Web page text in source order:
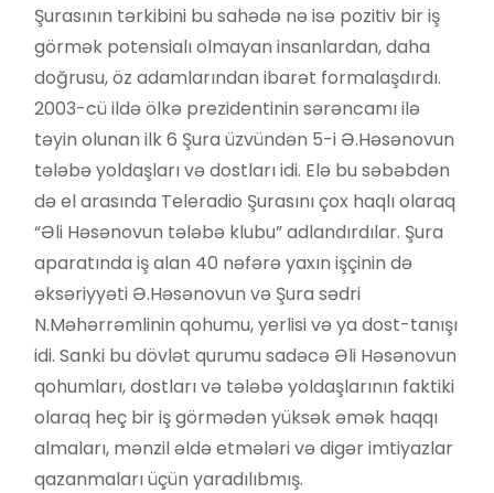
Şurasının tərkibini bu sahədə nə isə pozitiv bir iş
görmək potensialı olmayan insanlardan, daha
doğrusu, öz adamlarından ibarət formalaşdırdı.
2003-cü ildə ölkə prezidentinin sərəncamı ilə
təyin olunan ilk 6 Şura üzvündən 5-i Ə.Həsənovun
tələbə yoldaşları və dostları idi. Elə bu səbəbdən
də el arasında Teleradio Şurasını çox haqlı olaraq
“Əli Həsənovun tələbə klubu” adlandırdılar. Şura
aparatında iş alan 40 nəfərə yaxın işçinin də
əksəriyyəti Ə.Həsənovun və Şura sədri
N.Məhərrəmlinin qohumu, yerlisi və ya dost-tanışı
idi. Sanki bu dövlət qurumu sadəcə Əli Həsənovun
qohumları, dostları və tələbə yoldaşlarının faktiki
olaraq heç bir iş görmədən yüksək əmək haqqı
almaları, mənzil əldə etmələri və digər imtiyazlar
qazanmaları üçün yaradılıbmış.